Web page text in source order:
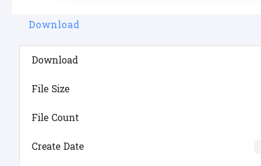
Download
Download
File Size
File Count
Create Date